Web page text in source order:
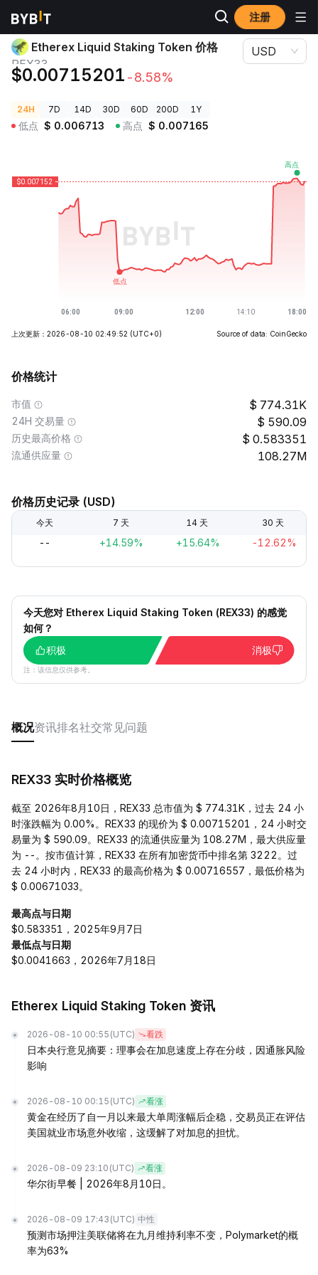
注册
加密货币价格 Etherex Liquid Staking Token 价格 REX33
Etherex Liquid Staking Token 价格
REX33
$0.00715201 -8.58%
USD
24H 7D 14D 30D 60D 200D 1Y
低点 $ 0.006713 高点 $ 0.007165
上次更新：2026-08-10 02:49:52 (UTC+0) Source of data: CoinGecko
价格统计
市值 774.31K
24H 交易量 590.09
历史最高价格 0.583351
流通供应量 108.27M
价格历史记录 (USD)
今天 7 天 14 天 30 天
-- +14.59% +15.64% -12.62%
今天您对 Etherex Liquid Staking Token (REX33) 的感觉
如何？
积极
消极
注：该信息仅供参考。
概况资讯排名社交常见问题
REX33 实时价格概览
截至 2026年8月10日，REX33 总市值为 $ 774.31K，过去 24 小
时涨跌幅为 0.00%。REX33 的现价为 $ 0.00715201，24 小时交
易量为 $ 590.09。REX33 的流通供应量为 108.27M，最大供应量
为 --。按市值计算，REX33 在所有加密货币中排名第 3222。过
去 24 小时内，REX33 的最高价格为 $ 0.00716557，最低价格为
$ 0.00671033。
最高点与日期
$0.583351，2025年9月7日
最低点与日期
$0.0041663，2026年7月18日
Etherex Liquid Staking Token 资讯
2026-08-10 00:55 (UTC) 看跌
日本央行意见摘要：理事会在加息速度上存在分歧，因通胀风险
影响
2026-08-10 00:15 (UTC) 看涨
黄金在经历了自一月以来最大单周涨幅后企稳，交易员正在评估
美国就业市场意外收缩，这缓解了对加息的担忧。
2026-08-09 23:10 (UTC) 看涨
华尔街早餐 | 2026年8月10日。
2026-08-09 17:43 (UTC) 中性
预测市场押注美联储将在九月维持利率不变，Polymarket的概
率为63%